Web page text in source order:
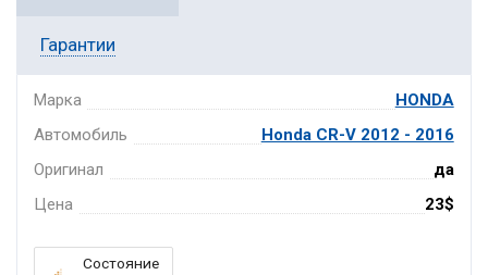
Гарантии
Марка
HONDA
Автомобиль
Honda CR-V 2012 - 2016
Оригинал
да
Цена
23$
Состояние